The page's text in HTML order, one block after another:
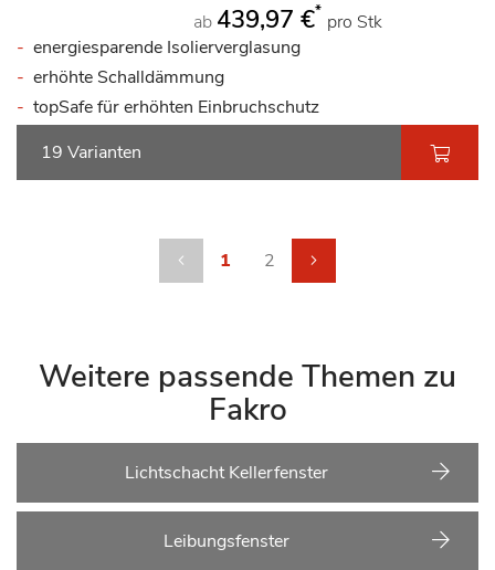
ab 439,97 €* pro Stk
energiesparende Isolierverglasung
erhöhte Schalldämmung
topSafe für erhöhten Einbruchschutz
19 Varianten
Seite
Seite
ZurückSie lesen gerade die Seite
1 Seite
2
Weitere passende Themen zu
Fakro
Lichtschacht Kellerfenster
Leibungsfenster